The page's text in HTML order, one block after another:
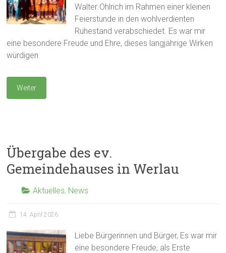
Walter Ohlrich im Rahmen einer kleinen
Feierstunde in den wohlverdienten
Ruhestand verabschiedet. Es war mir
eine besondere Freude und Ehre, dieses langjährige Wirken
würdigen
Weiter
Übergabe des ev.
Gemeindehauses in Werlau
Aktuelles, News
14. April 2026
Liebe Bürgerinnen und Bürger, Es war mir
eine besondere Freude, als Erste